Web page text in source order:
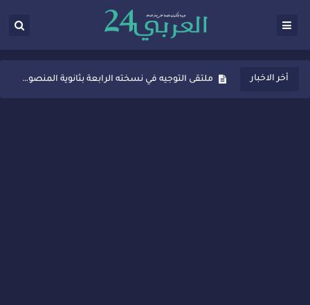
أخر الاخبار
ثانوية المنصور الذهبي بسيدي قاسم تُعزّز ثقافة التوجيه المدرسي بمبادرة نوعية تجمع بين التفاعل والتكريم
ملتقى التوجيه في نسخته الرابعة بثانوية المنصور الذهبي بسيدي قاسم